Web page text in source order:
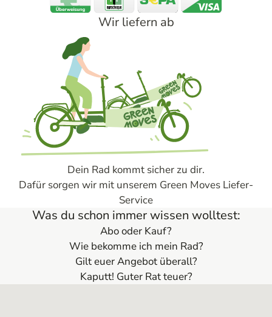
Wir liefern ab
Dein Rad kommt sicher zu dir.
Dafür sorgen wir mit unserem Green Moves Liefer-
Service
Was du schon immer wissen wolltest:
Abo oder Kauf?
Wie bekomme ich mein Rad?
Gilt euer Angebot überall?
Kaputt! Guter Rat teuer?